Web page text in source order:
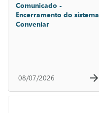
Comunicado -
Encerramento do sistema
Conveniar
08/07/2026